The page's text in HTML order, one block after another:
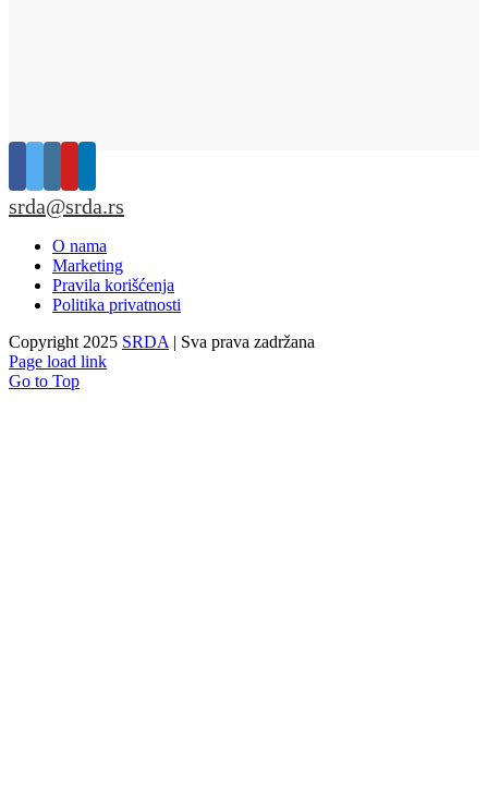
srda@srda.rs
O nama
Marketing
Pravila korišćenja
Politika privatnosti
Copyright 2025 SRDA | Sva prava zadržana
Page load link
Go to Top